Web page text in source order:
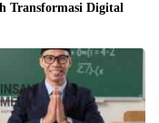
Transformasi Digital